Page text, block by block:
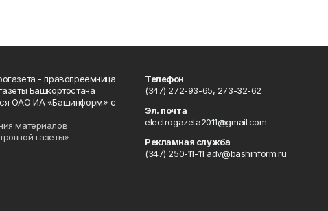
- правопреемница
Башкортостана
ОАО ИА «Башинформ» с
материалов
газеты»
Телефон
(347) 272-93-65, 273-32-62
Эл. почта
electrogazeta2011@gmail.com
Рекламная служба
(347) 250-11-11 adv@bashinform.ru